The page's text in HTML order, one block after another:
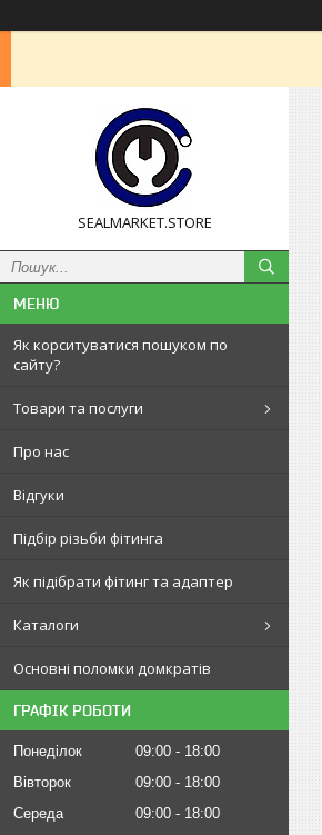
SEALMARKET.STORE
Як корситуватися пошуком по
сайту?
Товари та послуги
Про нас
Відгуки
Підбір різьби фітинга
Як підібрати фітинг та адаптер
Каталоги
Основні поломки домкратів
ГРАФІК РОБОТИ
Понеділок 09:00
18:00
Вівторок
09:00
18:00
Середа
09:00
18:00